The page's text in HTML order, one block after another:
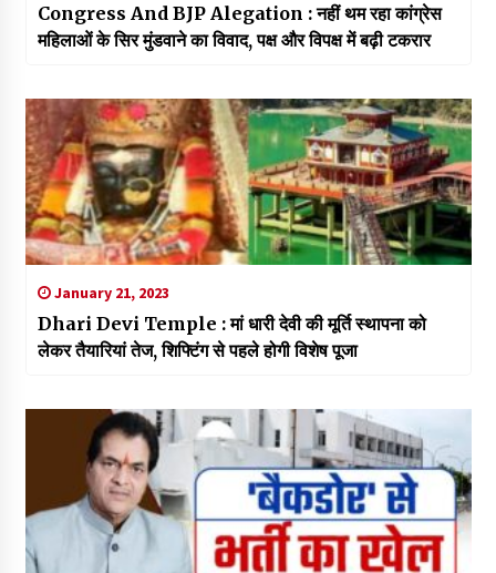
Congress And BJP Alegation : नहीं थम रहा कांग्रेस
महिलाओं के सिर मुंडवाने का विवाद, पक्ष और विपक्ष में बढ़ी टकरार
January 21, 2023
Dhari Devi Temple : मां धारी देवी की मूर्ति स्थापना को
लेकर तैयारियां तेज, शिफ्टिंग से पहले होगी विशेष पूजा